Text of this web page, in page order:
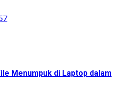
Menumpuk di Laptop dalam